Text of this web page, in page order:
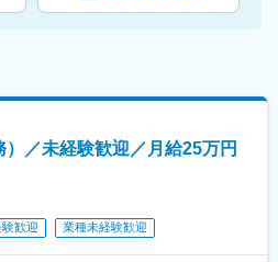
／未経験歓迎／月給25万円
歓迎 業種未経験歓迎